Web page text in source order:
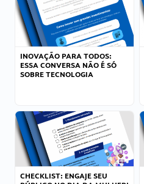
INOVAÇÃO PARA TODOS:
ESSA CONVERSA NÃO É SÓ
SOBRE TECNOLOGIA
CHECKLIST: ENGAJE SEU